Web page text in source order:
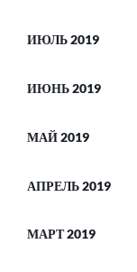
ИЮЛЬ 2019
ИЮНЬ 2019
МАЙ 2019
АПРЕЛЬ 2019
МАРТ 2019